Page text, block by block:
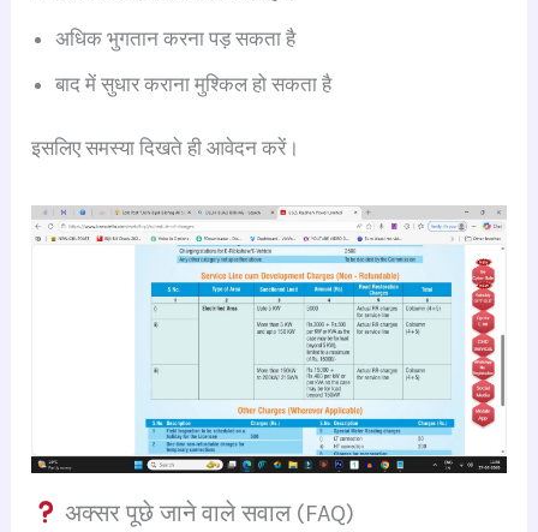
अधिक भुगतान करना पड़ सकता है
बाद में सुधार कराना मुश्किल हो सकता है
इसलिए समस्या दिखते ही आवेदन करें।
अक्सर पूछे जाने वाले सवाल (FAQ)